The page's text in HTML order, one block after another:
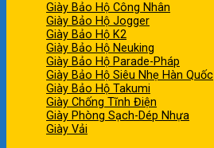
Giày Bảo Hộ Công Nhân
Giày Bảo Hộ Jogger
Giày Bảo Hộ K2
Giày Bảo Hộ Neuking
Giày Bảo Hộ Parade-Pháp
Giày Bảo Hộ Siêu Nhẹ Hàn Quốc
Giày Bảo Hộ Takumi
Giày Chống Tĩnh Điện
Giày Phòng Sạch-Dép Nhựa
Giày Vải